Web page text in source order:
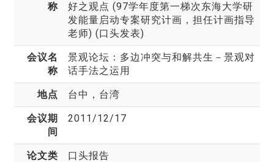
称
好之观点 (97学年度第一梯次东海大学研
发能量启动专案研究计画，担任计画指导
老师) (口头发表)
会议名
称
景观论坛：多边冲突与和解共生－景观对
话手法之运用
地点 台中，台湾
会议期
间
2011/12/17
论文类
口头报告